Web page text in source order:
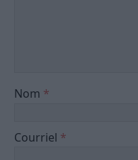
Nom *
Courriel *